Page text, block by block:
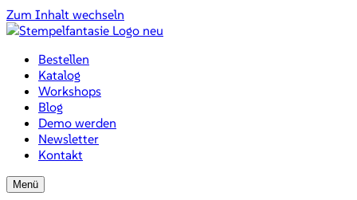
Zum Inhalt wechseln
Bestellen
Katalog
Workshops
Blog
Demo werden
Newsletter
Kontakt
Menü